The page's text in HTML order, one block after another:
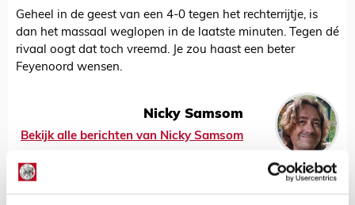
Geheel in de geest van een 4-0 tegen het rechterrijtje, is
dan het massaal weglopen in de laatste minuten. Tegen dé
rivaal oogt dat toch vreemd. Je zou haast een beter
Feyenoord wensen.
Nicky Samsom
Bekijk alle berichten van Nicky Samsom